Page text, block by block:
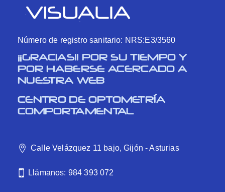
Número de registro sanitario: NRS:E3/3560
¡¡GRACIAS!! POR SU TIEMPO Y
POR HABERSE ACERCADO A
NUESTRA WEB
CENTRO DE OPTOMETRÍA
COMPORTAMENTAL
Calle Velázquez 11 bajo, Gijón - Asturias
Llámanos: 984 393 072